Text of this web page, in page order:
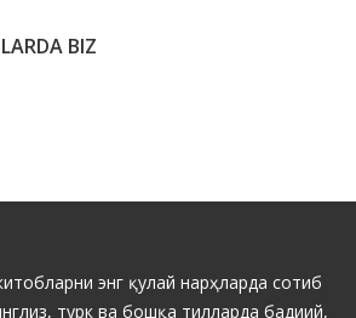
BIZ
энг қулай нарҳларда сотиб
турк ва бошқа тилларда бадиий,